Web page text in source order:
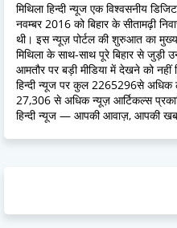
मिथिला हिन्दी न्यूज एक विश्वसनीय
नवम्बर 2016 को बिहार के सीतामढ़ी
थी। इस न्यूज़ पोर्टल की शुरुआत का मुख्य
मिथिला के साथ-साथ पूरे बिहार से जुड़ी
आमतौर पर बड़ी मीडिया में देखने को
हिन्दी न्यूज पर कुल 2265296से अधिक
27,306 से अधिक न्यूज़ आर्टिकल्स
हिन्दी न्यूज — आपकी आवाज़, आपकी